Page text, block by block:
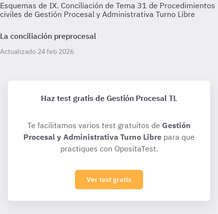
Esquemas de IX. Conciliación de Tema 31 de Procedimientos
civiles de Gestión Procesal y Administrativa Turno Libre
La conciliación preprocesal
Actualizado 24 feb 2026
Haz test gratis de Gestión Procesal TL
Te facilitamos varios test gratuitos de Gestión
Procesal y Administrativa Turno Libre para que
practiques con OpositaTest.
Ver test gratis